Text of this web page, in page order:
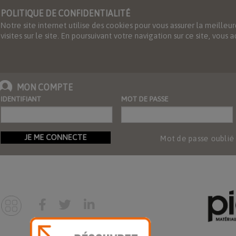
POLITIQUE DE CONFIDENTIALITÉ
Notre site internet utilise des cookies pour vous assurer la
visites sur le site. En poursuivant votre navigation sur ce site,
MON COMPTE
IDENTIFIANT MOT DE PASSE
JE ME CONNECTE Mot de passe oublié